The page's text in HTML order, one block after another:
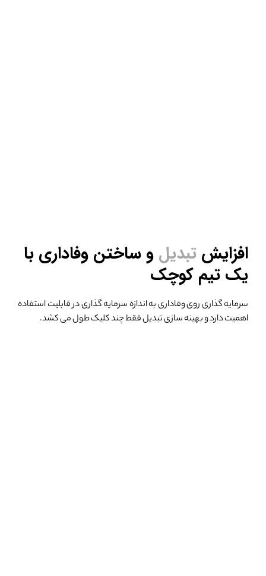
افزایش تبدیل و ساختن وفاداری با
یک تیم کوچک
سرمایه گذاری روی وفاداری به اندازه سرمایه گذاری در قابلیت استفاده
اهمیت داردو بهینه سازی تبدیل فقط چند کلیک طول می کشد.